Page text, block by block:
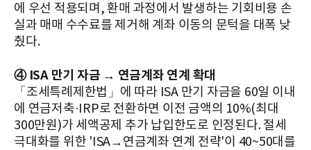
에 우선 적용되며, 환매 과정에서 발생하는 기회비용 손
실과 매매 수수료를 제거해 계좌 이동의 문턱을 대폭 낮
췄다.
④ ISA 만기 자금 → 연금계좌 연계 확대
「조세특례제한법」에 따라 ISA 만기 자금을 60일 이내
에 연금저축·IRP로 전환하면 이전 금액의 10%(최대
300만원)가 세액공제 추가 납입한도로 인정된다. 절세
극대화를 위한 'ISA→연금계좌 연계 전략'이 40~50대를